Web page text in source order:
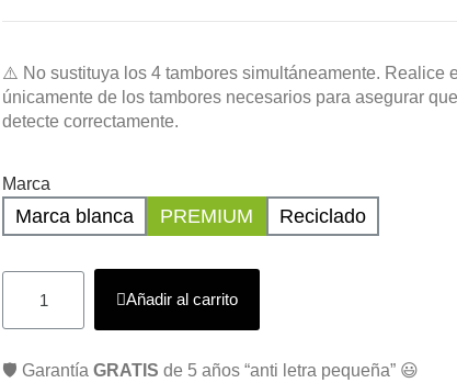
⚠️ No sustituya los 4 tambores simultáneamente. Realice
únicamente de los tambores necesarios para asegurar
detecte correctamente.
Marca
Marca blanca PREMIUM Reciclado
Añadir al carrito
🛡️ Garantía GRATIS de 5 años “anti letra pequeña” 😃